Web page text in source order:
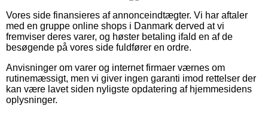
Vores side finansieres af annonceindtægter. Vi har aftaler
med en gruppe online shops i Danmark derved at vi
fremviser deres varer, og høster betaling ifald en af de
besøgende på vores side fuldfører en ordre.
Anvisninger om varer og internet firmaer værnes om
rutinemæssigt, men vi giver ingen garanti imod rettelser der
kan være lavet siden nyligste opdatering af hjemmesidens
oplysninger.